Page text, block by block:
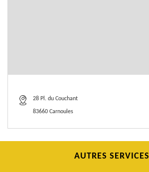
28 Pl. du Couchant
83660 Carnoules
AUTRES SERVICES